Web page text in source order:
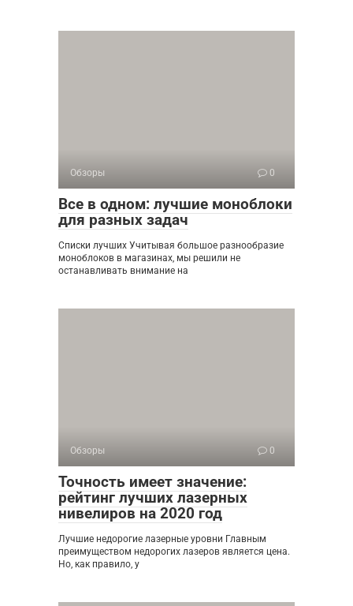
Обзоры 0
Все в одном: лучшие моноблоки
для разных задач
Списки лучших Учитывая большое разнообразие
моноблоков в магазинах, мы решили не
останавливать внимание на
Обзоры 0
Точность имеет значение:
рейтинг лучших лазерных
нивелиров на 2020 год
Лучшие недорогие лазерные уровни Главным
преимуществом недорогих лазеров является цена.
Но, как правило, у